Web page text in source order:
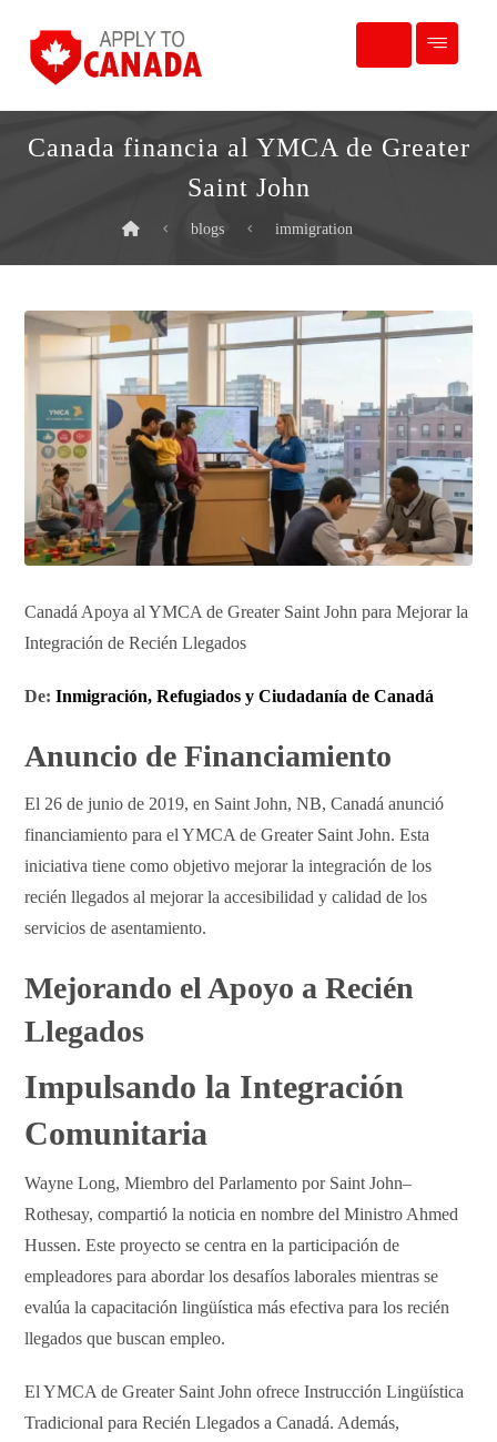
Canada financia al YMCA de Greater
Saint John
blogs immigration
Canadá Apoya al YMCA de Greater Saint John para Mejorar la
Integración de Recién Llegados
De:Inmigración, Refugiados y Ciudadanía de Canadá
Anuncio de Financiamiento
El 26 de junio de 2019, en Saint John, NB, Canadá anunció
financiamiento para el YMCA de Greater Saint John. Esta
iniciativa tiene como objetivo mejorar la integración de los
recién llegados al mejorar la accesibilidad y calidad de los
servicios de asentamiento.
Mejorando el Apoyo a Recién
Llegados
Impulsando la Integración
Comunitaria
Wayne Long, Miembro del Parlamento por Saint John–
Rothesay, compartió la noticia en nombre del Ministro Ahmed
Hussen. Este proyecto se centra en la participación de
empleadores para abordar los desafíos laborales mientras se
evalúa la capacitación lingüística más efectiva para los recién
llegados que buscan empleo.
El YMCA de Greater Saint John ofrece Instrucción Lingüística
Tradicional para Recién Llegados a Canadá. Además,